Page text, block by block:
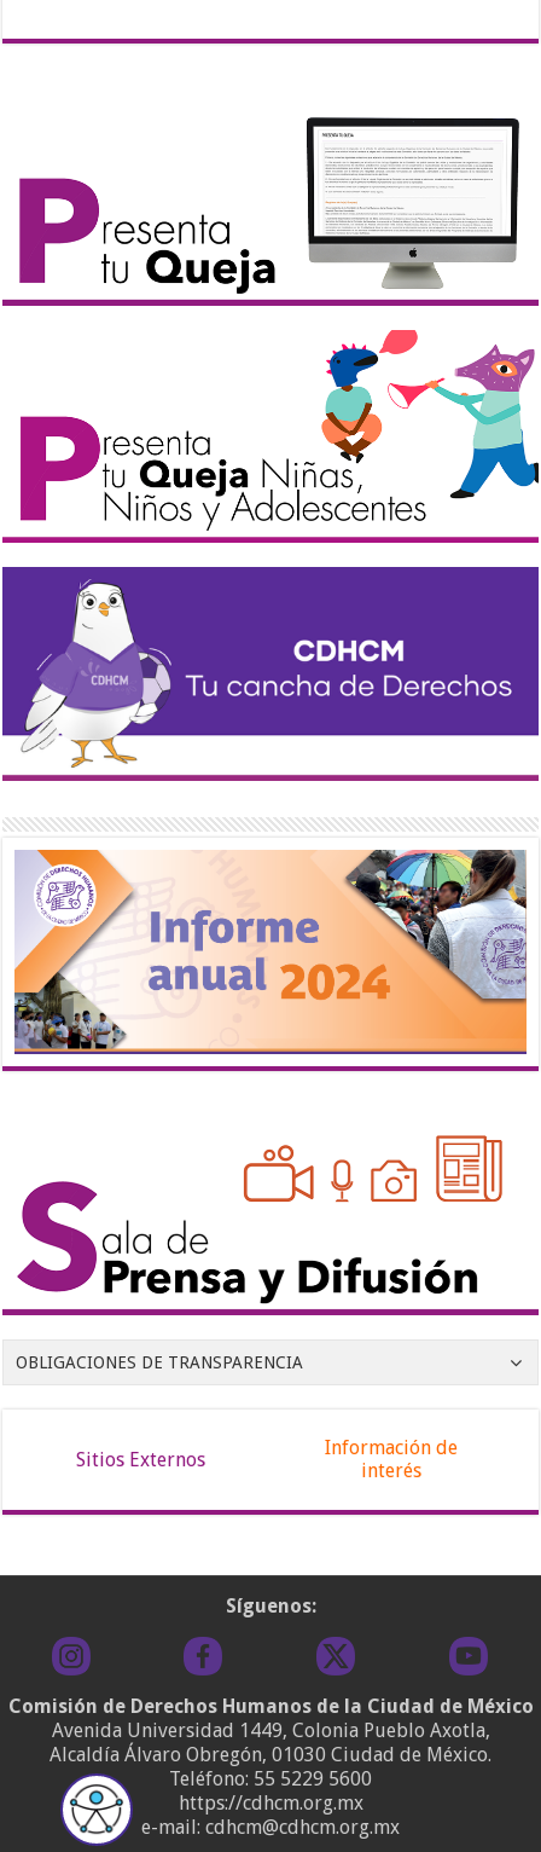
OBLIGACIONES DE TRANSPARENCIA
Sitios Externos
Información de
interés
Síguenos:
Comisión de Derechos Humanos de la Ciudad de México
Avenida Universidad 1449, Colonia Pueblo Axotla,
Alcaldía Álvaro Obregón, 01030 Ciudad de México.
Teléfono: 55 5229 5600
https://cdhcm.org.mx
e-mail: cdhcm@cdhcm.org.mx